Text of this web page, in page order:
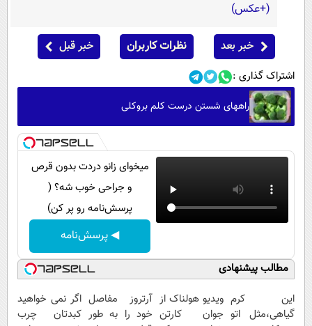
(+عکس)
خبر بعد نظرات کاربران خبر قبل
اشتراک گذاری :
راههای شستن درست کلم بروکلی
میخوای زانو دردت بدون قرص
و جراحی خوب شه؟ (
پرسش‌نامه رو پر کن)
◀ پرسش‌نامه
مطالب پیشنهادی
این کرم
گیاهی،مثل اتو
ویدیو هولناک از
جوان کارتن
آرتروز مفاصل
خود را به طور
اگر نمی خواهید
کبدتان چرب